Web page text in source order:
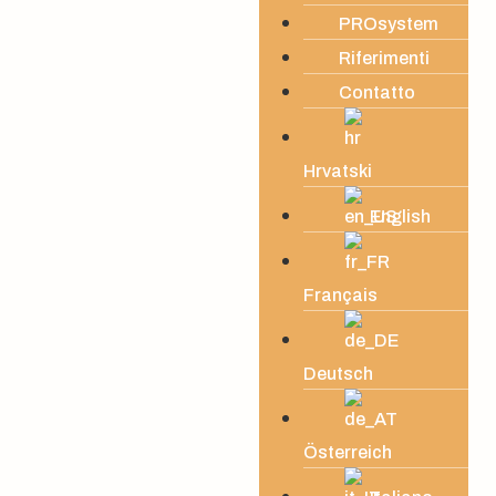
PROsystem
Riferimenti
Contatto
Hrvatski
English
Français
Deutsch
Österreich